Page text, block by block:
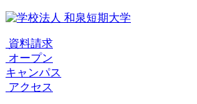
資料請求
オープン
キャンパス
アクセス